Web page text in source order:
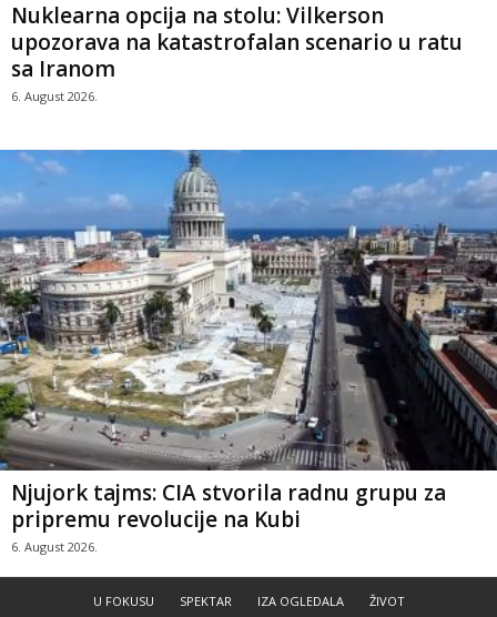
Nuklearna opcija na stolu: Vilkerson
upozorava na katastrofalan scenario u ratu
sa Iranom
6. August 2026.
Njujork tajms: CIA stvorila radnu grupu za
pripremu revolucije na Kubi
6. August 2026.
U FOKUSU SPEKTAR IZA OGLEDALA ŽIVOT